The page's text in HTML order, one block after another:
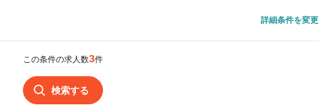
詳細条件を変更
この条件の求人数3件
検索する